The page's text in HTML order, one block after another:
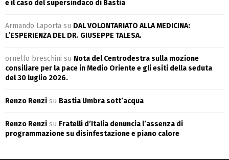
e il caso del supersindaco di Bastia
Armando Laporta su DAL VOLONTARIATO ALLA MEDICINA:
L’ESPERIENZA DEL DR. GIUSEPPE TALESA.
ornello breschini su Nota del Centrodestra sulla mozione
consiliare per la pace in Medio Oriente e gli esiti della seduta
del 30 luglio 2026.
Renzo Renzi su Bastia Umbra sott’acqua
Renzo Renzi su Fratelli d’Italia denuncia l’assenza di
programmazione su disinfestazione e piano calore